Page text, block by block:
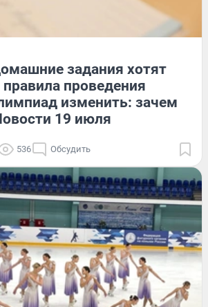
задания хотят
проведения
изменить: зачем
19 июля
536 Обсудить